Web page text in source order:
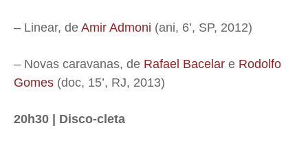
– Linear, de Amir Admoni (ani, 6’, SP, 2012)
– Novas caravanas, de Rafael Bacelar e Rodolfo
Gomes (doc, 15’, RJ, 2013)
20h30 | Disco-cleta